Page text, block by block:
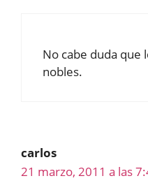
No cabe duda que
nobles.
carlos
21 marzo, 2011 a las